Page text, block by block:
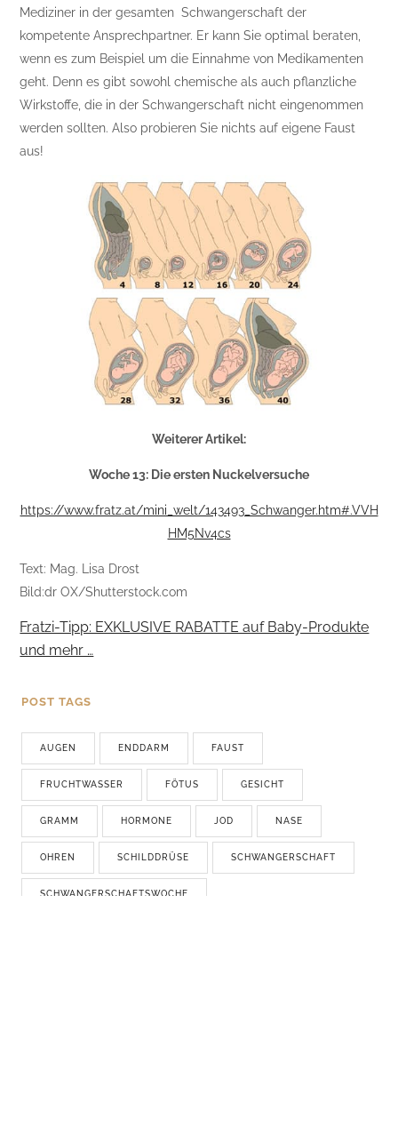
Mediziner in der gesamten Schwangerschaft der
kompetente Ansprechpartner. Er kann Sie optimal beraten,
wenn es zum Beispiel um die Einnahme von Medikamenten
geht. Denn es gibt sowohl chemische als auch pflanzliche
Wirkstoffe, die in der Schwangerschaft nicht eingenommen
werden sollten. Also probieren Sie nichts auf eigene Faust
aus!
Weiterer Artikel:
Woche 13: Die ersten Nuckelversuche
https://www.fratz.at/mini_welt/143493_Schwanger.htm#.VVH
HM5Nv4cs
Text: Mag. Lisa Drost
Bild:dr OX/Shutterstock.com
Fratzi-Tipp: EXKLUSIVE RABATTE auf Baby-Produkte
und mehr …
POST TAGS
AUGEN ENDDARM FAUST
FRUCHTWASSER FÖTUS GESICHT
GRAMM HORMONE JOD NASE
OHREN SCHILDDRÜSE SCHWANGERSCHAFT
SCHWANGERSCHAFTSWOCHE